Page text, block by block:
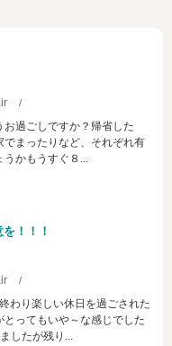
/
お過ごしですか？帰省した
でまったりなど、それぞれ有
かもうすぐ８...
！！！
/
わり楽しい休日を過ごされた
ってもいや～な感じでした
したが残り...